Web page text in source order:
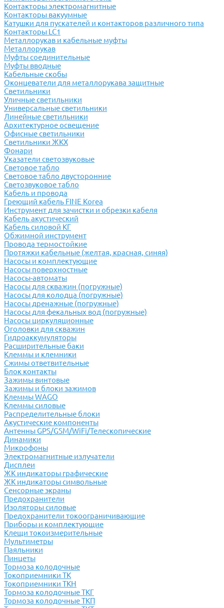
Контакторы электромагнитные
Контакторы вакуумные
Катушки для пускателей и контакторов различного типа
Контакторы LC1
Металлорукав и кабельные муфты
Металлорукав
Муфты соединительные
Муфты вводные
Кабельные скобы
Оконцеватели для металлорукава защитные
Светильники
Уличные светильники
Универсальные светильники
Линейные светильники
Архитектурное освещение
Офисные светильники
Светильники ЖКХ
Фонари
Указатели светозвуковые
Световое табло
Световое табло двусторонние
Светозвуковое табло
Кабель и провода
Греющий кабель FINE Korea
Инструмент для зачистки и обрезки кабеля
Кабель акустический
Кабель силовой КГ
Обжимной инструмент
Провода термостойкие
Протяжки кабельные (желтая, красная, синяя)
Насосы и комплектующие
Насосы поверхностные
Насосы-автоматы
Насосы для скважин (погружные)
Насосы для колодца (погружные)
Насосы дренажные (погружные)
Насосы для фекальных вод (погружные)
Насосы циркуляционные
Оголовки для скважин
Гидроаккумуляторы
Расширительные баки
Клеммы и клемники
Cжимы ответвительные
Блок контакты
Зажимы винтовые
Зажимы и блоки зажимов
Клеммы WAGO
Клеммы силовые
Распределительные блоки
Акустические компоненты
Антенны GPS/GSM/WiFi/Телескопические
Динамики
Микрофоны
Электромагнитные излучатели
Дисплеи
ЖК индикаторы графические
ЖК индикаторы символьные
Сенсорные экраны
Предохранители
Изоляторы силовые
Предохранители токоограничивающие
Приборы и комплектующие
Клещи токоизмерительные
Мультиметры
Паяльники
Пинцеты
Тормоза колодочные
Токоприемники ТК
Токоприемники ТКН
Тормоза колодочные ТКГ
Тормоза колодочные ТКП